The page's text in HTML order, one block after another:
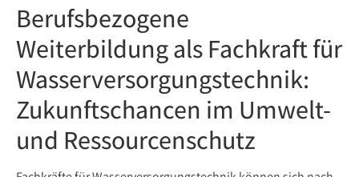
Berufsbezogene
Weiterbildung als Fachkraft für
Wasserversorgungstechnik:
Zukunftschancen im Umwelt-
und Ressourcenschutz